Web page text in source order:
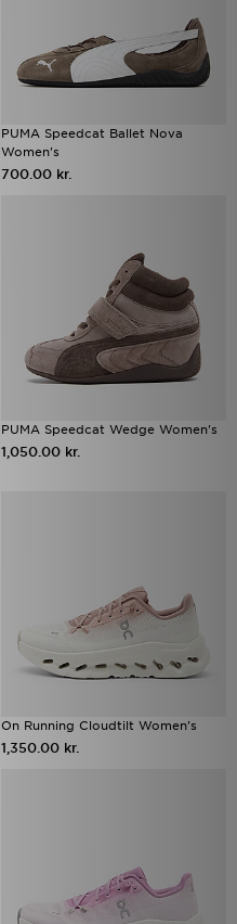
PUMA Speedcat Ballet Nova
Women's
700.00 kr.
PUMA Speedcat Wedge Women's
1,050.00 kr.
On Running Cloudtilt Women's
1,350.00 kr.